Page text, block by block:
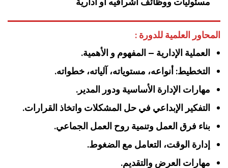
المحاور العلمية للدورة :
العملية الإدارية – المفهوم و الأهمية.
التخطيط: أنواعه، مستوياته، آلياته، خطواته.
مهارات الإدارة الأساسية ودور المدير.
التفكير الإبداعي في حل المشكلات واتخاذ القرارات.
بناء فرق العمل وتنمية روح العمل الجماعي.
إدارة الوقت، التعامل مع الضغوط.
مهارات العرض والتقديم.